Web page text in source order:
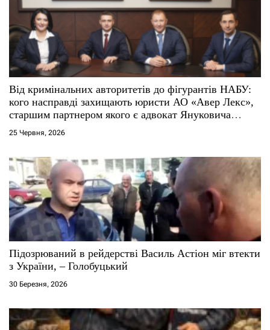
п
и
с
і
Від кримінальних авторитетів до фігурантів НАБУ:
кого насправді захищають юристи АО «Авер Лекс»,
старшим партнером якого є адвокат Януковича
Віталій Сердюк
25 Червня, 2026
Підозрюваний в рейдерстві Василь Астіон міг втекти
з України, – Голобуцький
30 Березня, 2026